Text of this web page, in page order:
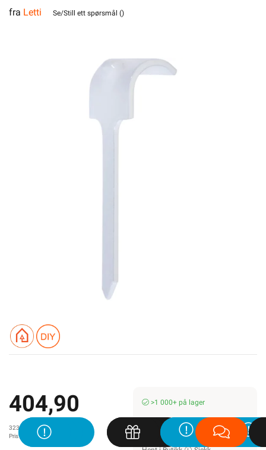
25 PH MK PR3X1,5
fra Letti Se/Still ett spørsmål ()
404,90
323,92 eks. mva.
Pris per 100 Stykk
>1 000+ på lager
Min butikk ikke valgt, velg
Min butikk